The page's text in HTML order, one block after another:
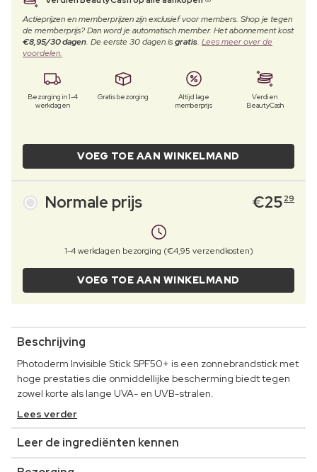
Actieprijzen en memberprijzen zijn exclusief voor members. Shop je tegen
de memberprijs? Dan word je automatisch member. Het abonnement kost
€8,95/30 dagen. De eerste 30 dagen isgratis. Lees meer over de
voordelen.
Bezorging in 1-4
werkdagen
Gratis bezorging
Altijd lage
memberprijs
Verdien
BeautyCash
VOEG TOE AAN WINKELMAND
Normale prijs €25 29
1-4 werkdagen bezorging (€4,95 verzendkosten)
VOEG TOE AAN WINKELMAND
Beschrijving
Photoderm Invisible Stick SPF50+ is een zonnebrandstick met
hoge prestaties die onmiddellijke bescherming biedt tegen
zowel korte als lange UVA- en UVB-stralen.
Lees verder
Leer de ingrediënten kennen